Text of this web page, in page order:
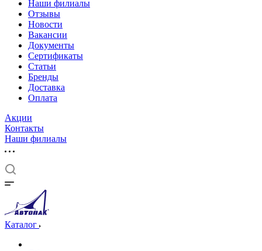
Наши филиалы
Отзывы
Новости
Вакансии
Документы
Cертификаты
Статьи
Бренды
Доставка
Оплата
Акции
Контакты
Наши филиалы
Каталог